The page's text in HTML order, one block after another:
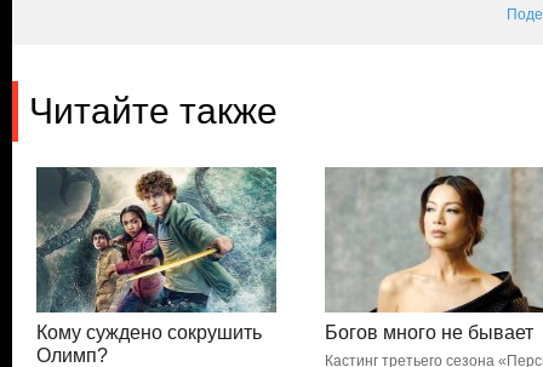
Читайте также
Кому суждено сокрушить
Олимп?
Богов много не бывает
Кастинг третьего сезона